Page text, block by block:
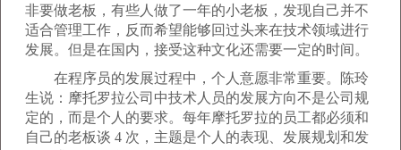
非要做老板，有些人做了一年的小老板，发现自己并不
适合管理工作，反而希望能够回过头来在技术领域进行
发展。但是在国内，接受这种文化还需要一定的时间。
在程序员的发展过程中，个人意愿非常重要。陈玲
生说：摩托罗拉公司中技术人员的发展方向不是公司规
定的，而是个人的要求。每年摩托罗拉的员工都必须和
自己的老板谈 4 次，主题是个人的表现、发展规划和发